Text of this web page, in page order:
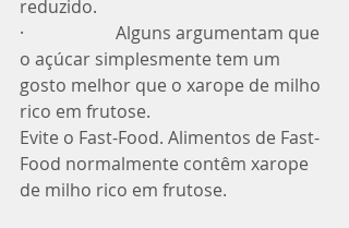
reduzido.
·                     Alguns argumentam que
o açúcar simplesmente tem um
gosto melhor que o xarope de milho
rico em frutose.
Evite o Fast-Food. Alimentos de Fast-
Food normalmente contêm xarope
de milho rico em frutose.